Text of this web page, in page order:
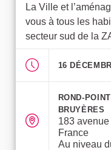
La Ville et
vous à tous les
secteur sud de la
16
ROND-
BRUYÈRES
183
France
Au niveau